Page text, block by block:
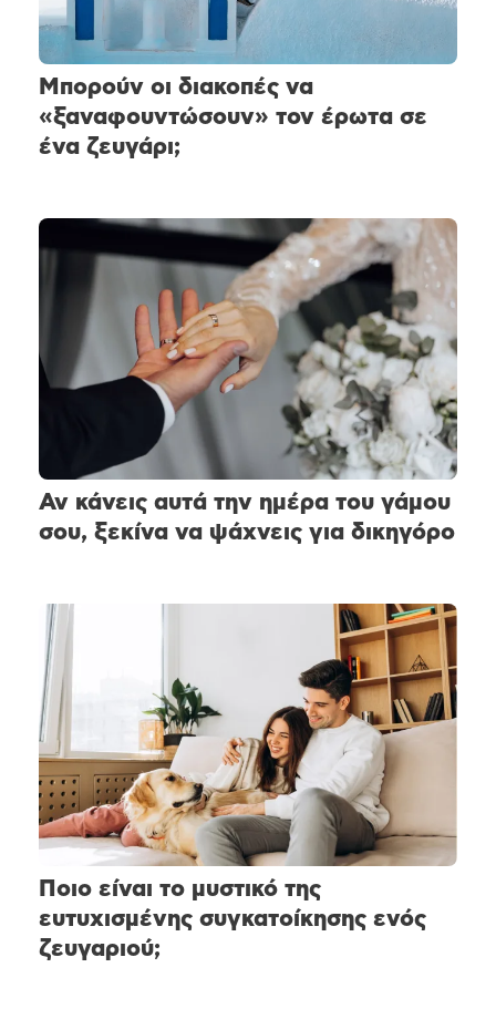
Μπορούν οι διακοπές να
«ξαναφουντώσουν» τον έρωτα σε
ένα ζευγάρι;
Αν κάνεις αυτά την ημέρα του γάμου
σου, ξεκίνα να ψάχνεις για δικηγόρο
Ποιο είναι το μυστικό της
ευτυχισμένης συγκατοίκησης ενός
ζευγαριού;